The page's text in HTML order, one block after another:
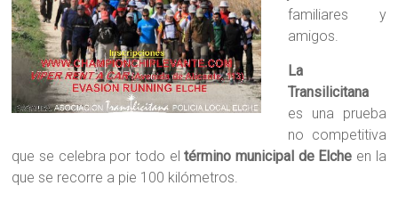
familiares y
amigos.
La
Transilicitana
es una prueba
no competitiva
que se celebra por todo eltérmino municipal de Elche en la
que se recorre a pie 100 kilómetros.